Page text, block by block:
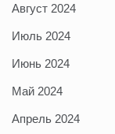
Август 2024
Июль 2024
Июнь 2024
Май 2024
Апрель 2024